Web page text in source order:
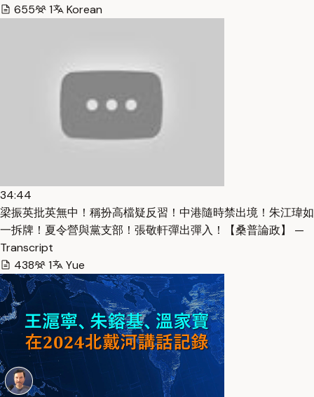
655
1 Korean
34:44
梁振英批英無中！稱扮高檔疑反習！中港隨時禁出境！朱江瑋如
一拆牌！夏令營與黨支部！張敬軒彈出彈入！【桑普論政】 —
Transcript
438
1 Yue